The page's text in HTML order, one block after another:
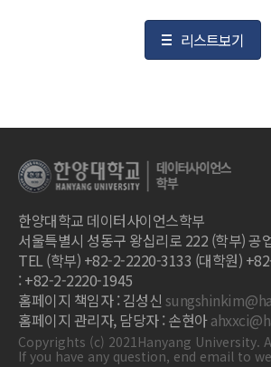
리스트보기
한양대학교 데이터사이언스학부
서울특별시 성동구 왕십리로 222 (학부) 공
TEL (학부) +82-2-2220-3133 (대학원)
: +82-2-2220-1945
홈페이지 책임자 : 김성신
홈페이지 관리자, 담당자 : 손현아
Copyrights (c) 2021Hanyang University.
If you have any question, end email to